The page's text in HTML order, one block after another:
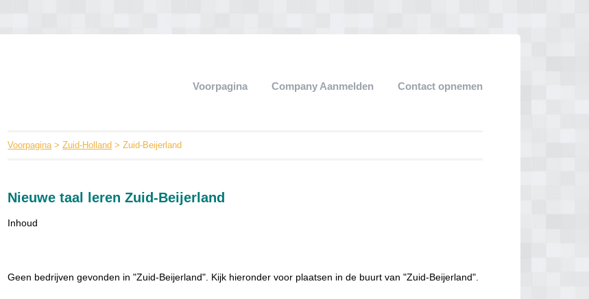
Voorpagina Company Aanmelden Contact opnemen
Voorpagina>Zuid-Holland > Zuid-Beijerland
Nieuwe taal leren Zuid-Beijerland
Inhoud
Geen bedrijven gevonden in "Zuid-Beijerland". Kijk hieronder voor plaatsen in de buurt van "Zuid-Beijerland".